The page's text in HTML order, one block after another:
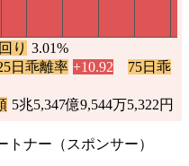
り 3.01%
日乖離率 +10.92
75日乖
5兆5,347億9,544万5,322円
ナー（スポンサー）